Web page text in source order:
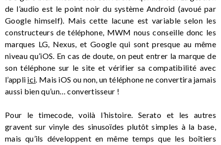
de l’audio est le point noir du système Android (avoué par
Google himself). Mais cette lacune est variable selon les
constructeurs de téléphone, MWM nous conseille donc les
marques LG, Nexus, et Google qui sont presque au même
niveau qu’iOS. En cas de doute, on peut entrer la marque de
son téléphone sur le site et vérifier sa compatibilité avec
l’appli ici. Mais iOS ou non, un téléphone ne convertira jamais
aussi bien qu’un… convertisseur !
Pour le timecode, voilà l’histoire. Serato et les autres
gravent sur vinyle des sinusoïdes plutôt simples à la base,
mais qu’ils développent en même temps que les boîtiers